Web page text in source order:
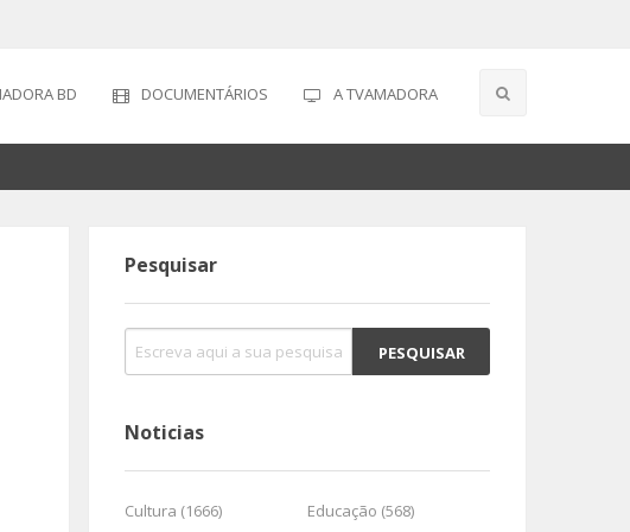
BD DOCUMENTÁRIOS A TVAMADORA
Pesquisar
Noticias
Cultura (1666)
Educação (568)